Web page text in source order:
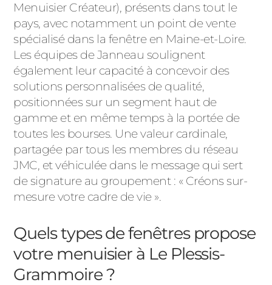
Menuisier Créateur), présents dans tout le
pays, avec notamment un point de vente
spécialisé dans la fenêtre en Maine-et-Loire.
Les équipes de Janneau soulignent
également leur capacité à concevoir des
solutions personnalisées de qualité,
positionnées sur un segment haut de
gamme et en même temps à la portée de
toutes les bourses. Une valeur cardinale,
partagée par tous les membres du réseau
JMC, et véhiculée dans le message qui sert
de signature au groupement : « Créons sur-
mesure votre cadre de vie ».
Quels types de fenêtres propose
votre menuisier à Le Plessis-
Grammoire ?